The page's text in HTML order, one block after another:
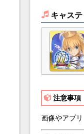
キャス
注意事項
画像やアプ